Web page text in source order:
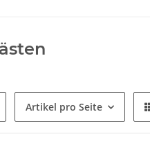
Artikel pro Seite